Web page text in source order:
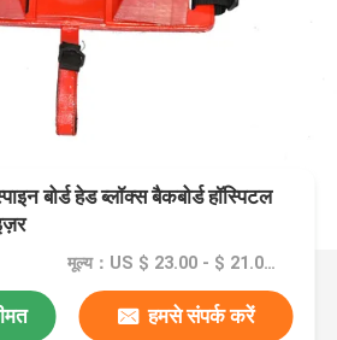
बोर्ड हेड ब्लॉक्स बैकबोर्ड हॉस्पिटल
मूल्य：US $ 23.00 - $ 21.00/ pcs
हमसे संपर्क करें